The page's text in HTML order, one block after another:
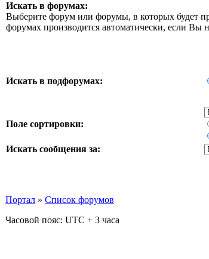
Искать в форумах:
Выберите форум или форумы, в которых будет
форумах производится автоматически, если
Искать в подфорумах:
Поле сортировки:
Искать сообщения за:
Портал » Список форумов
Часовой пояс: UTC + 3 часа